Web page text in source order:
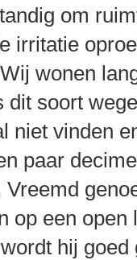
om
irritatie
Wij wonen
dit soort
niet vinden
paar
Vreemd
op een
hij